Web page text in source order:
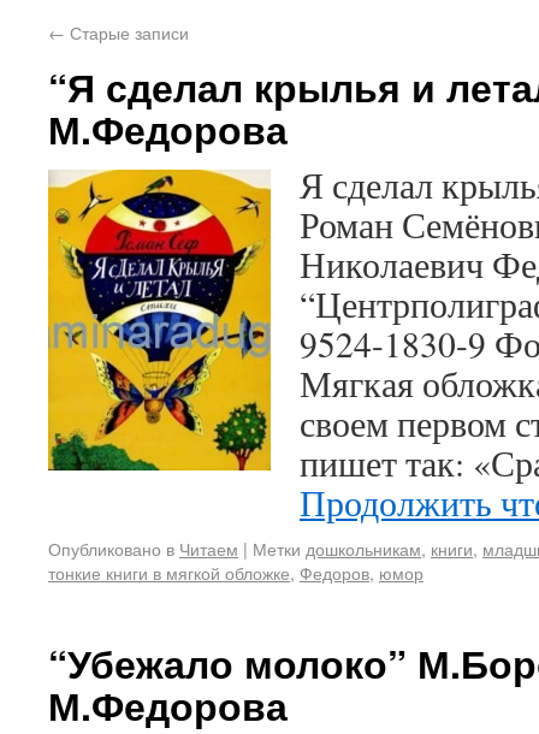
← Старые записи
“Я сделал крылья и
М.Федорова
Я сделал
Роман
Николаевич
9524-1830-9
Мягкая
своем первом
пишет так:
Продолжить
Опубликовано в Читаем | Метки дошкольникам, книги,
тонкие книги в мягкой обложке, Федоров, юмор
“Убежало молоко”
М.Федорова